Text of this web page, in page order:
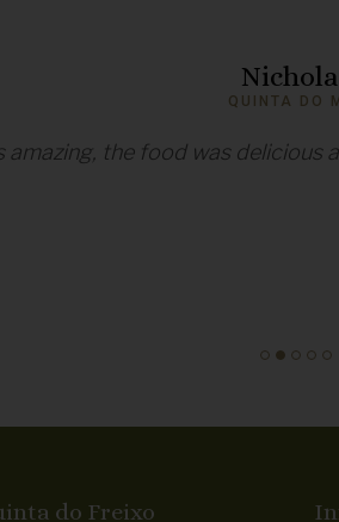
QUINTA DO
amazing, the food was delicious
do Freixo